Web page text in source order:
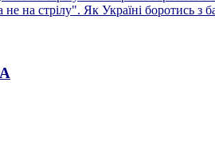
на стрілу". Як Україні боротись з